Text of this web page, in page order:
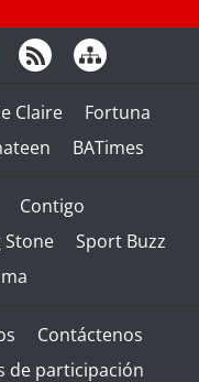
Claire
Fortuna
BATimes
Contigo
Stone
Sport Buzz
Contáctenos
de participación